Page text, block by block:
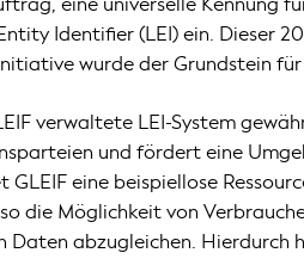
Identifier (LEI) ein. Dieser
wurde der Grundstein
verwaltete LEI-System
und fördert eine
GLEIF eine beispiellose
die Möglichkeit von
Daten abzugleichen. Hierdurch